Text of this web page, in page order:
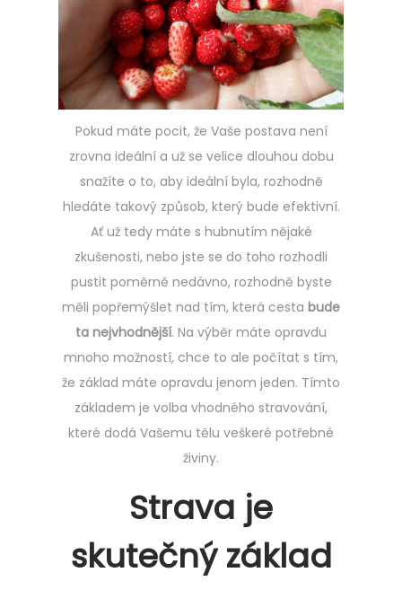
Pokud máte pocit, že Vaše postava není
zrovna ideální a už se velice dlouhou dobu
snažíte o to, aby ideální byla, rozhodně
hledáte takový způsob, který bude efektivní.
Ať už tedy máte s hubnutím nějaké
zkušenosti, nebo jste se do toho rozhodli
pustit poměrně nedávno, rozhodně byste
měli popřemýšlet nad tím, která cesta bude
ta nejvhodnější. Na výběr máte opravdu
mnoho možností, chce to ale počítat s tím,
že základ máte opravdu jenom jeden. Tímto
základem je volba vhodného stravování,
které dodá Vašemu tělu veškeré potřebné
živiny.
Strava je
skutečný základ